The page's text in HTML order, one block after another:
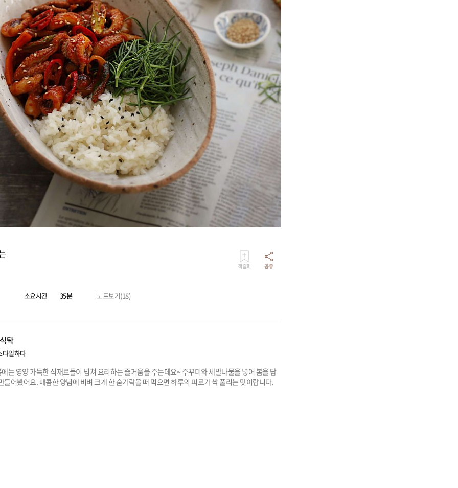
책갈피 공유
소요시간 35분 노트보기(18)
탁
타일하다
는 영양 가득한 식재료들이 넘쳐 요리하는 즐거움을 주는데요~ 주꾸미와 세발나물을 넣어 봄을 담
들어봤어요. 매콤한 양념에 비벼 크게 한 숟가락을 떠 먹으면 하루의 피로가 싹 풀리는 맛이랍니다.